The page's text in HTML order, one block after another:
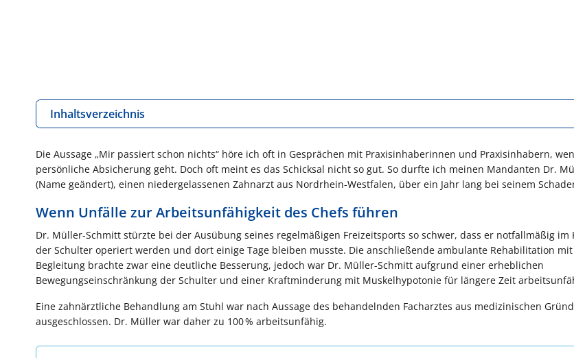
Inhaltsverzeichnis
Die Aussage „Mir passiert schon nichts“ höre ich oft in Gesprächen mit Praxisinhaberinnen und Praxisinhabern,
persönliche Absicherung geht. Doch oft meint es das Schicksal nicht so gut. So durfte ich meinen Mandanten Dr.
(Name geändert), einen niedergelassenen Zahnarzt aus Nordrhein-Westfalen, über ein Jahr lang bei seinem
Wenn Unfälle zur Arbeitsunfähigkeit des Chefs führen
Dr. Müller-Schmitt stürzte bei der Ausübung seines regelmäßigen Freizeitsports so schwer, dass er notfallmäßig im
der Schulter operiert werden und dort einige Tage bleiben musste. Die anschließende ambulante Rehabilitation
Begleitung brachte zwar eine deutliche Besserung, jedoch war Dr. Müller-Schmitt aufgrund einer erheblichen
Bewegungseinschränkung der Schulter und einer Kraftminderung mit Muskelhypotonie für längere Zeit
Eine zahnärztliche Behandlung am Stuhl war nach Aussage des behandelnden Facharztes aus medizinischen
ausgeschlossen. Dr. Müller war daher zu 100 % arbeitsunfähig.